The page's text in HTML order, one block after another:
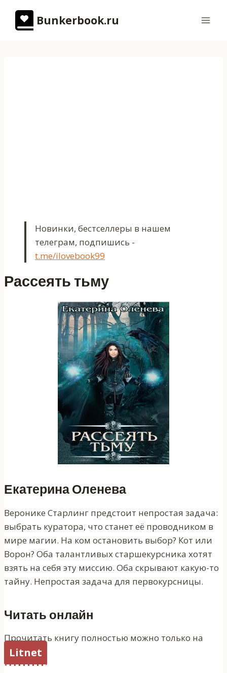
содержимому
Bunkerbook.ru
Новинки, бестселлеры в нашем
телеграм, подпишись -
t.me/ilovebook99
Рассеять тьму
Екатерина Оленева
Веронике Старлинг предстоит непростая задача:
выбрать куратора, что станет её проводником в
мире магии. На ком остановить выбор? Кот или
Ворон? Оба талантливых старшекурсника хотят
взять на себя эту миссию. Оба скрывают какую-то
тайну. Непростая задача для первокурсницы.
Читать онлайн
Прочитать книгу полностью можно только на
Litnet